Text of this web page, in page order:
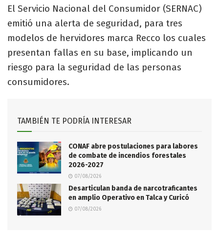
El Servicio Nacional del Consumidor (SERNAC)
emitió una alerta de seguridad, para tres
modelos de hervidores marca Recco los cuales
presentan fallas en su base, implicando un
riesgo para la seguridad de las personas
consumidores.
TAMBIÉN TE PODRÍA INTERESAR
CONAF abre postulaciones para labores
de combate de incendios forestales
2026-2027
07/08/2026
Desarticulan banda de narcotraficantes
en amplio Operativo en Talca y Curicó
07/08/2026